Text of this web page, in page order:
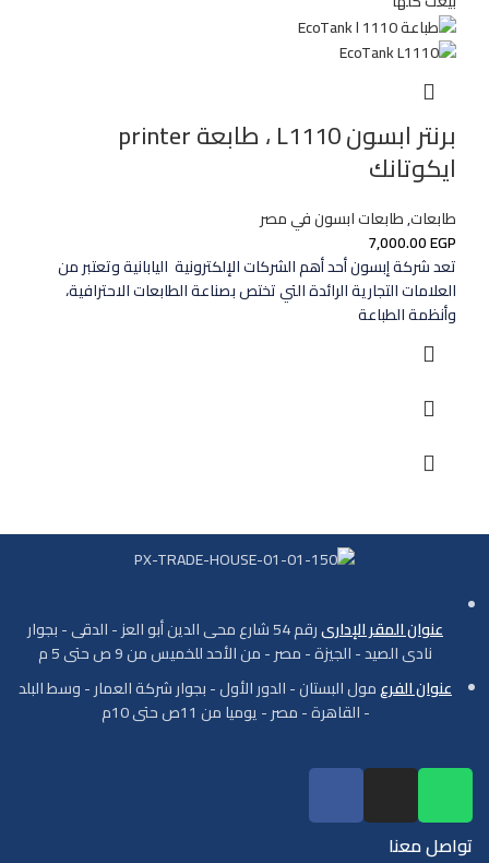
برنتر ابسون L1110 ، طابعة printer
ايكوتانك
طابعات,طابعات ابسون في مصر
7,000.00EGP
تعد شركة إبسون أحد أهم الشركات الإلكترونية اليابانية وتعتبر من
العلامات التجارية الرائدة التي تختص بصناعة الطابعات الاحترافية،
وأنظمة الطباعة
عنوان المقر الإدارى
رقم 54 شارع محى الدين أبو العز - الدقى - بجوار
نادى الصيد - الجيزة - مصر - من الأحد للخميس من 9 ص حتى 5 م
عنوان الفرعمول البستان - الدور الأول - بجوار شركة العمار - وسط البلد
- القاهرة - مصر - يوميا من 11ص حتى 10م
تواصل معنا